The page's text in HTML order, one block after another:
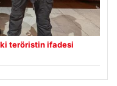
teröristin ifadesi